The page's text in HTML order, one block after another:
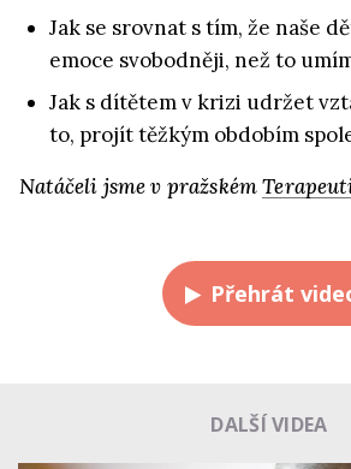
Jak se srovnat s tím, že naše
emoce svobodněji, než to
Jak s dítětem v krizi udržet
to, projít těžkým obdobím
Natáčeli jsme v pražském
Přehrát
DALŠÍ VIDEA